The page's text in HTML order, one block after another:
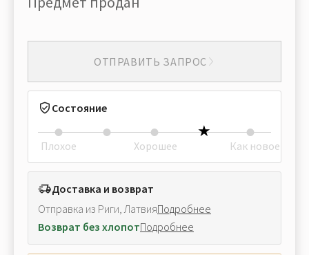
ОТПРАВИТЬ ЗАПРОС
Состояние
Плохое Хорошее Как новое
Доставка и возврат
Отправка из Риги, ЛатвияПодробнее
Возврат без хлопотПодробнее